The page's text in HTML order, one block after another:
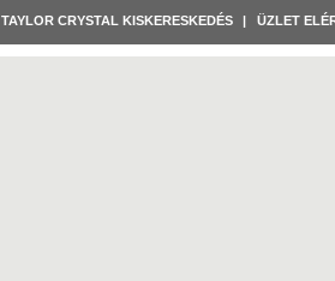
TAYLOR CRYSTAL KISKERESKEDÉS | ÜZLET